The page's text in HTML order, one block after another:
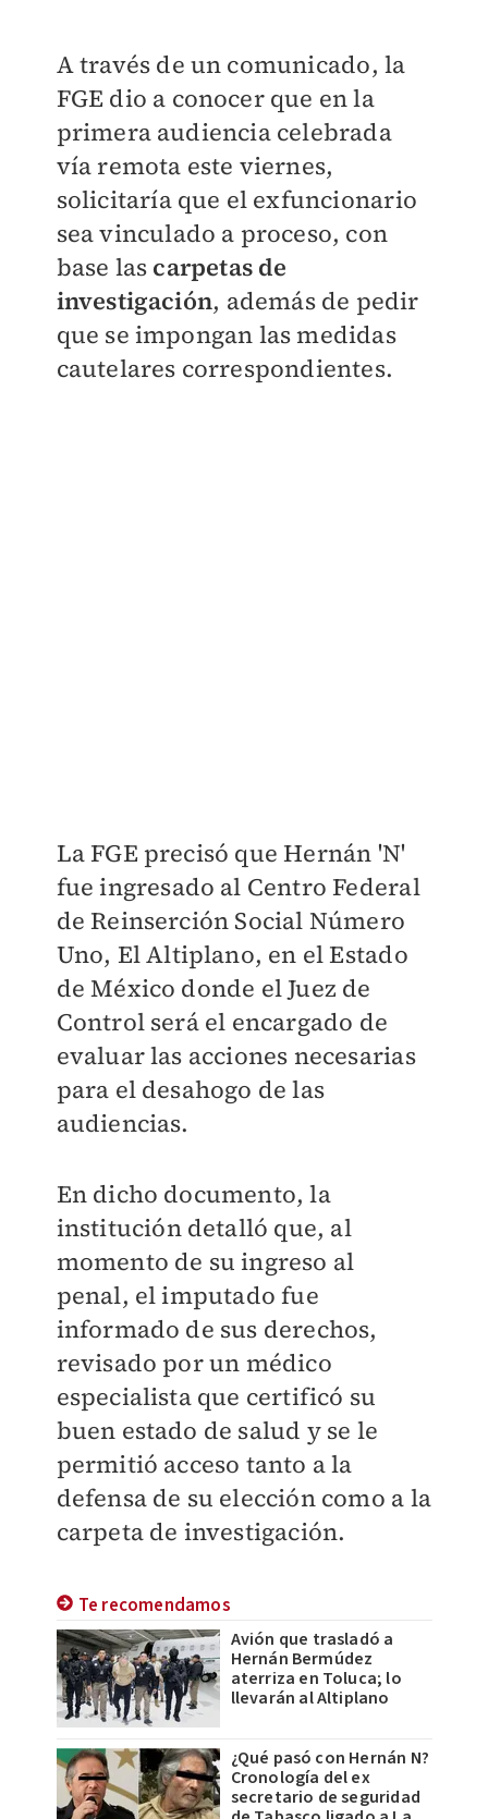
A través de un comunicado, la
FGE dio a conocer que en la
primera audiencia celebrada
vía remota este viernes,
solicitaría que el exfuncionario
sea vinculado a proceso, con
base las carpetas de
investigación, además de pedir
que se impongan las medidas
cautelares correspondientes.
La FGE precisó que Hernán 'N'
fue ingresado al Centro Federal
de Reinserción Social Número
Uno, El Altiplano, en el Estado
de México donde el Juez de
Control será el encargado de
evaluar las acciones necesarias
para el desahogo de las
audiencias.
En dicho documento, la
institución detalló que, al
momento de su ingreso al
penal, el imputado fue
informado de sus derechos,
revisado por un médico
especialista que certificó su
buen estado de salud y se le
permitió acceso tanto a la
defensa de su elección como a la
carpeta de investigación.
Te recomendamos
Avión que trasladó a
Hernán Bermúdez
aterriza en Toluca; lo
llevarán al Altiplano
¿Qué pasó con Hernán N?
Cronología del ex
secretario de seguridad